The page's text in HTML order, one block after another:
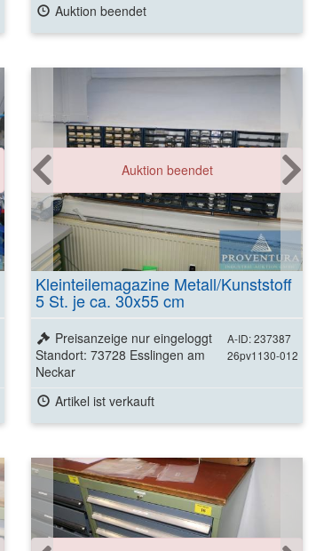
Auktion beendet
Auktion beendet
Kleinteilemagazine Metall/Kunststoff
5 St. je ca. 30x55 cm
A-ID: 237387
26pv1130-012
Preisanzeige nur eingeloggt
Standort: 73728 Esslingen am
Neckar
Artikel ist verkauft